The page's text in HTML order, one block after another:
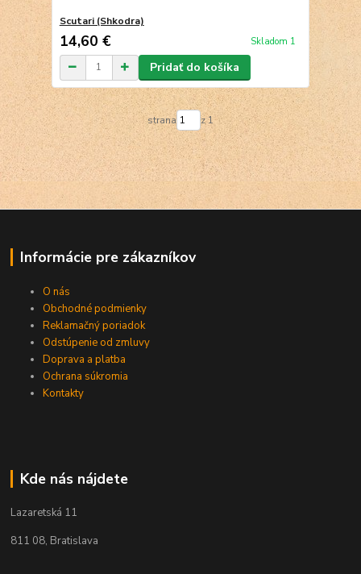
Scutari (Shkodra)
14,60 € Skladom 1
Pridať do košíka
strana z 1
Informácie pre zákazníkov
O nás
Obchodné podmienky
Reklamačný poriadok
Odstúpenie od zmluvy
Doprava a platba
Ochrana súkromia
Kontakty
Kde nás nájdete
Lazaretská 11
811 08, Bratislava